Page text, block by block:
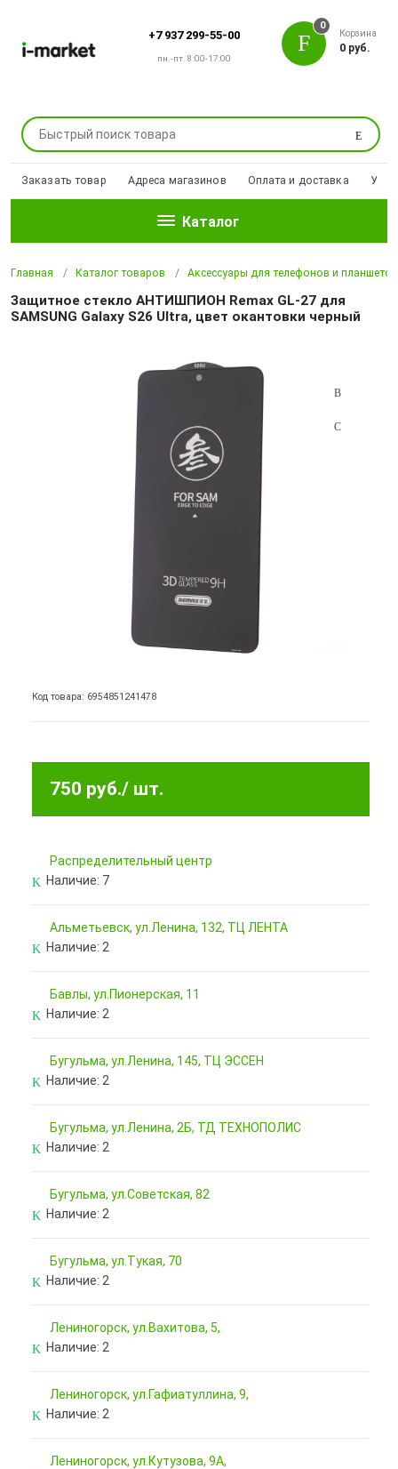
+7 937 299-55-00
пн.-пт. 8:00-17:00
Поиск
0
Корзина
0 руб.
Заказать товар Адреса магазинов Оплата и доставка
Каталог
Главная Каталог товаров Аксессуары для телефонов и планшетов
Защитное стекло АНТИШПИОН Remax GL-27 для
SAMSUNG Galaxy S26 Ultra, цвет окантовки черный
Код товара: 6954851241478
750 руб./ шт.
Pаспределительный центр
Наличие: 7
Альметьевск, ул.Ленина, 132, ТЦ ЛЕНТА
Наличие: 2
Бавлы, ул.Пионерская, 11
Наличие: 2
Бугульма, ул.Ленина, 145, ТЦ ЭССЕН
Наличие: 2
Бугульма, ул.Ленина, 2Б, ТД ТЕХНОПОЛИС
Наличие: 2
Бугульма, ул.Советская, 82
Наличие: 2
Бугульма, ул.Тукая, 70
Наличие: 2
Лениногорск, ул.Вахитова, 5,
Наличие: 2
Лениногорск, ул.Гафиатуллина, 9,
Наличие: 2
Лениногорск, ул.Кутузова, 9А,